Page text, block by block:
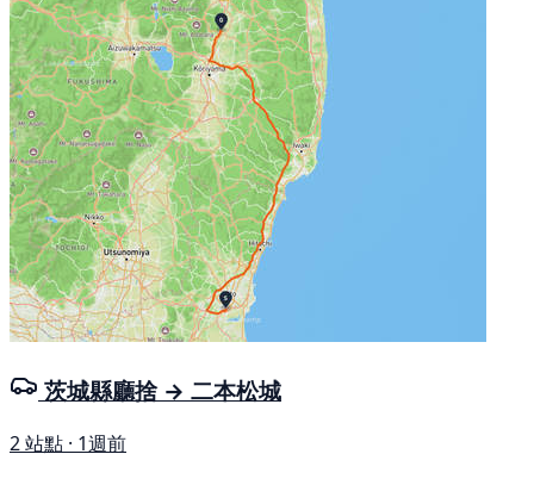
茨城縣廳捨 → 二本松城
2 站點 · 1週前